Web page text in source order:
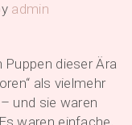
admin
dieser Ära
als vielmehr
und sie waren
waren einfache,